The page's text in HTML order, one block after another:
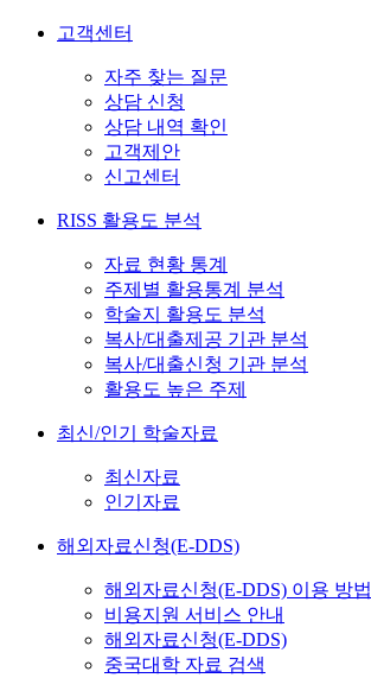
고객센터
자주 찾는 질문
상담 신청
상담 내역 확인
고객제안
신고센터
RISS 활용도 분석
자료 현황 통계
주제별 활용통계 분석
학술지 활용도 분석
복사/대출제공 기관 분석
복사/대출신청 기관 분석
활용도 높은 주제
최신/인기 학술자료
최신자료
인기자료
해외자료신청(E-DDS)
해외자료신청(E-DDS) 이용 방법
비용지원 서비스 안내
해외자료신청(E-DDS)
중국대학 자료 검색